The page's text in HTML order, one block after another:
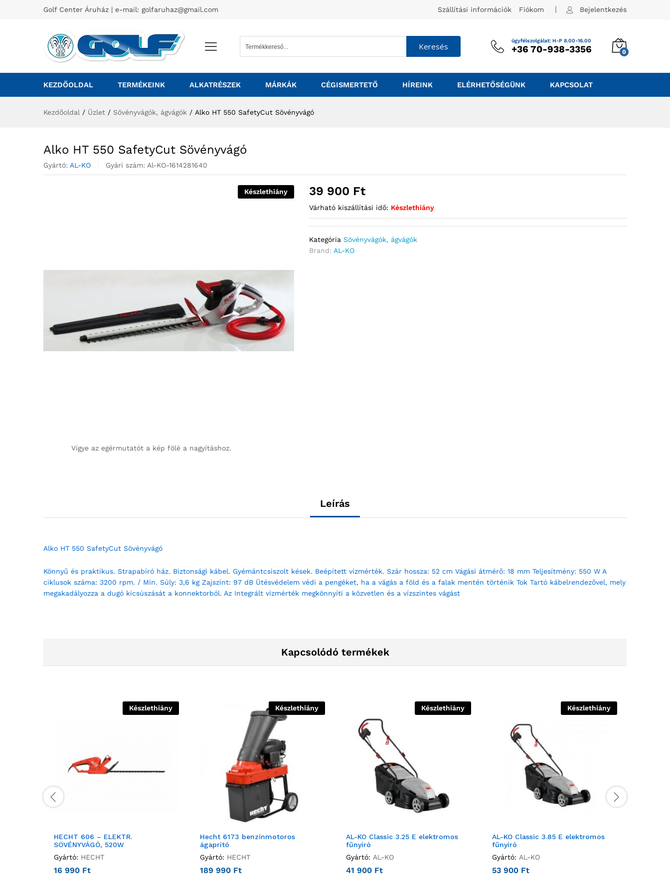
Golf Center Áruház | e-mail: golfaruhaz@gmail.com Szállítási információk Fiókom Bejelentkezés
Keresés
ügyfélszolgálat: H-P 8.00-16.00
+36 70-938-3356 0
KEZDŐOLDAL TERMÉKEINK ALKATRÉSZEK MÁRKÁK CÉGISMERTETŐ HÍREINK ELÉRHETŐSÉGÜNK KAPCSOLAT
Kezdőoldal / Üzlet / Sövényvágók, ágvágók / Alko HT 550 SafetyCut Sövényvágó
Alko HT 550 SafetyCut Sövényvágó
Gyártó: AL-KO Gyári szám: Al-KO-1614281640
Készlethiány
Vigye az egérmutatót a kép fölé a nagyításhoz.
39 900 Ft
Várható kiszállítási idő: Készlethiány
KategóriaSövényvágók, ágvágók
Brand: AL-KO
Leírás
Alko HT 550 SafetyCut Sövényvágó
Könnyű és praktikus. Strapabíró ház. Biztonsági kábel. Gyémántcsiszolt kések. Beépített vízmérték. Szár hossza: 52 cm Vágási átmérő: 18 mm Teljesítmény: 550 W A
ciklusok száma: 3200 rpm. / Min. Súly: 3,6 kg Zajszint: 97 dB Ütésvédelem védi a pengéket, ha a vágás a föld és a falak mentén történik Tok Tartó kábelrendezővel, mely
megakadályozza a dugó kicsúszását a konnektorból. Az Integrált vízmérték megkönnyíti a közvetlen és a vízszintes vágást
Kapcsolódó termékek
Készlethiány
HECHT 606 – ELEKTR.
SÖVÉNYVÁGÓ, 520W
Gyártó: HECHT
16 990 Ft
Készlethiány
Hecht 6173 benzinmotoros
ágaprító
Gyártó: HECHT
189 990 Ft
Készlethiány
AL-KO Classic 3.25 E elektromos
fűnyíró
Gyártó: AL-KO
41 900 Ft
Készlethiány
AL-KO Classic 3.85 E elektromos
fűnyíró
Gyártó: AL-KO
53 900 Ft